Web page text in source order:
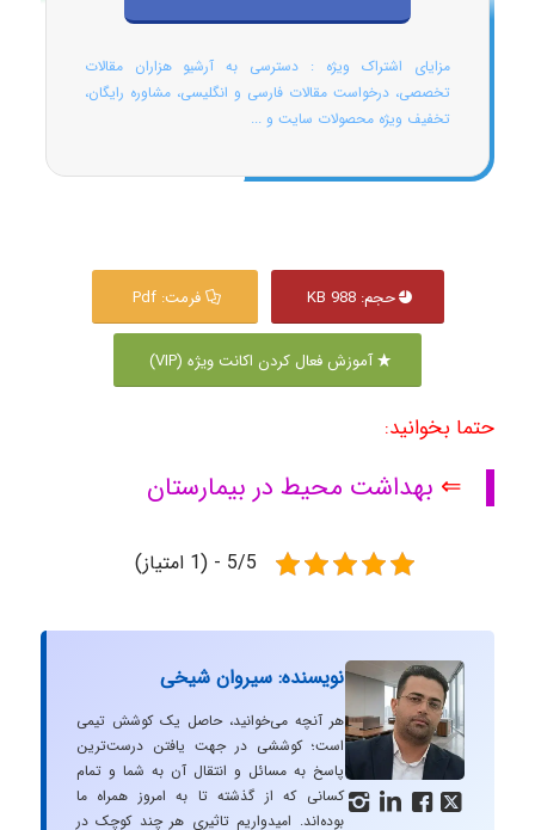
مزایای اشتراک ویژه : دسترسی به آرشیو هزاران مقالات
تخصصی، درخواست مقالات فارسی و انگلیسی، مشاوره رایگان،
تخفیف ویژه محصولات سایت و ...
حجم: 988 KB فرمت: Pdf
آموزش فعال کردن اکانت ویژه (VIP)
حتما بخوانید:
⇐ بهداشت محیط در بیمارستان
5/5 - (1 امتیاز)
   
نویسنده: سیروان شیخی
هر آنچه می‌خوانید، حاصل یک کوشش تیمی
است؛ کوششی در جهت یافتن درست‌ترین
پاسخ به مسائل و انتقال آن به شما و تمام
کسانی که از گذشته تا به امروز همراه ما
بوده‌اند. امیدواریم تاثیری هر چند کوچک در